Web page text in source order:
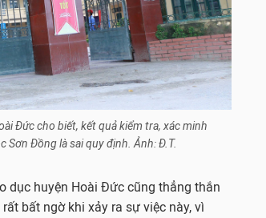
Đức cho biết, kết quả kiểm tra, xác minh
Sơn Đồng là sai quy định. Ảnh: Đ.T.
dục huyện Hoài Đức cũng thẳng thắn
bất ngờ khi xảy ra sự việc này, vì